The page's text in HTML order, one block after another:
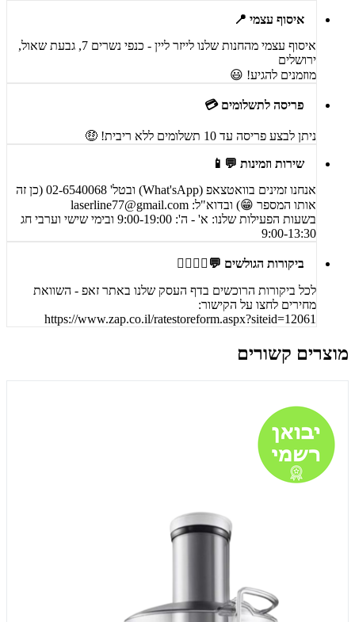
איסוף עצמי 📍
איסוף עצמי מהחנות שלנו לייזר ליין - כנפי נשרים 7, גבעת שאול,
ירושלים
מוזמנים להגיע! 😃
פריסה לתשלומים 💳
ניתן לבצע פריסה עד 10 תשלומים ללא ריבית! 🤑
שירות וזמינות 💬📱
אנחנו זמינים בוואטצאפ (What'sApp) ובטל' 02-6540068 (כן זה
אותו המספר 😁) ובדוא"ל: laserline77@gmail.com
בשעות הפעילות שלנו: א' - ה': 9:00-19:00 ובימי שישי וערבי חג
9:00-13:30
ביקורות הגולשים 💬🙋‍♀️🙋‍♂️
לכל ביקורות הרוכשים בדף העסק שלנו באתר זאפ - השוואת
מחירים לחצו על הקישור:
https://www.zap.co.il/ratestoreform.aspx?siteid=12061
מוצרים קשורים